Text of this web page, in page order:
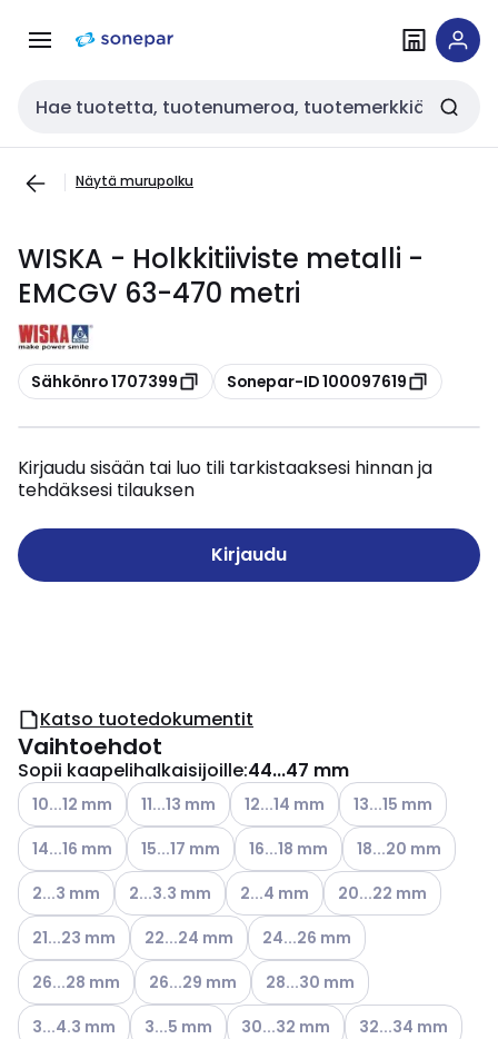
navigointiinsisältöön
Haku
Näytä murupolku
WISKA - Holkkitiiviste metalli -
EMCGV 63-470 metri
Kopioi
Sähkönro 1707399 Kopioi
Sonepar-ID 100097619
Kirjaudu sisään tai luo tili tarkistaaksesi hinnan ja
tehdäksesi tilauksen
Kirjaudu
Katso tuotedokumentit
Vaihtoehdot
Sopii kaapelihalkaisijoille:44...47 mm
Katso käytettävissä olevat vaihtoehdot
10...12 mm Katso käytettävissä olevat vaihtoehdot
11...13 mm Katso käytettävissä olevat
12...14 mm Katso
13...15 mm
Katso käytettävissä olevat vaihtoehdot
14...16 mm Katso käytettävissä olevat vaihtoehdot
15...17 mm Katso käytettävissä olevat
16...18 mm Katso
18...20 mm
Katso käytettävissä olevat vaihtoehdot
2...3 mm Katso käytettävissä olevat vaihtoehdot
2...3.3 mm Katso käytettävissä olevat
2...4 mm Katso käytettävissä
20...22 mm
Katso käytettävissä olevat vaihtoehdot
21...23 mm Katso käytettävissä olevat vaihtoehdot
22...24 mm Katso käytettävissä olevat
24...26 mm
Katso käytettävissä olevat vaihtoehdot
26...28 mm Katso käytettävissä olevat vaihtoehdot
26...29 mm Katso käytettävissä olevat
28...30 mm
Katso käytettävissä olevat vaihtoehdot
3...4.3 mm Katso käytettävissä olevat vaihtoehdot
3...5 mm Katso käytettävissä olevat
30...32 mm Katso
32...34 mm